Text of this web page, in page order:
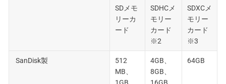
SDメモ
リーカ
ード
SDHCメ
モリー
カード
※2
SDXCメ
モリー
カード
※3
SanDisk製
512
MB、
1GB、
4GB、
8GB、
16GB
64GB